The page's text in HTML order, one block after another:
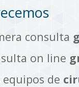
consulta
on line
equipos de